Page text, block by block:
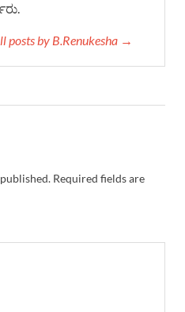
posts by B.Renukesha →
Required fields are